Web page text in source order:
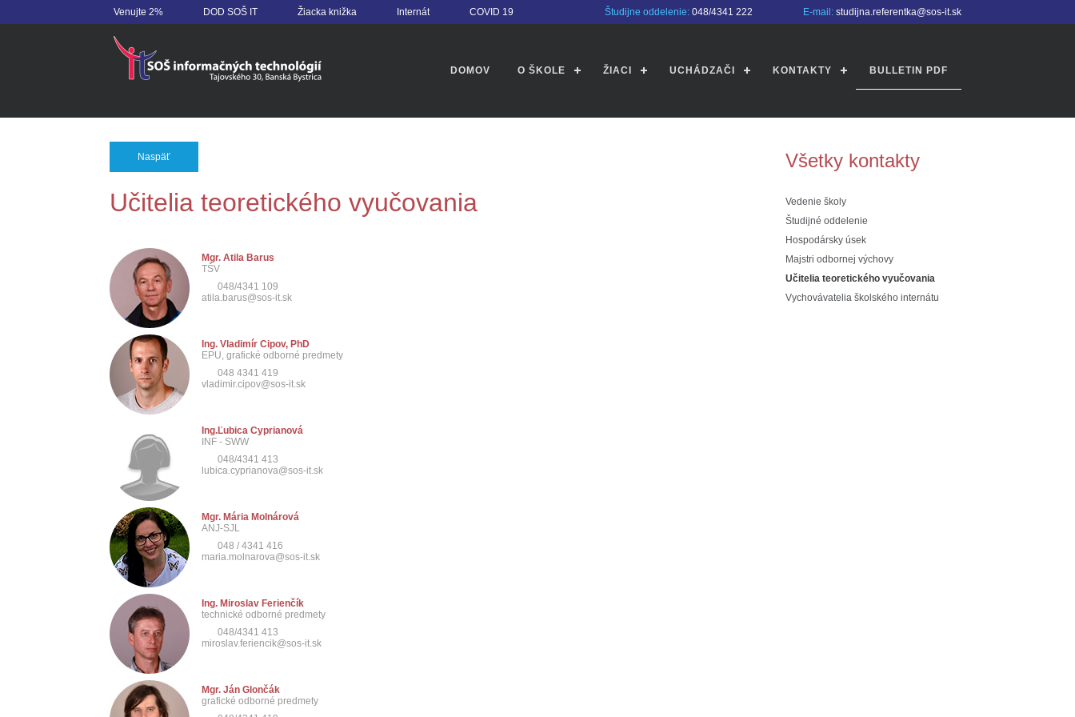
Venujte 2% DOD SOŠ IT Žiacka knižka Internát COVID 19 Študijne oddelenie: 048/4341 222 E-mail: studijna.referentka@sos-it.sk
DOMOV O ŠKOLE ŽIACI UCHÁDZAČI KONTAKTY BULLETIN PDF
Naspäť
Učitelia teoretického vyučovania
Mgr. Atila Barus
TŠV
048/4341 109
atila.barus@sos-it.sk
Ing. Vladimír Cipov, PhD
EPU, grafické odborné predmety
048 4341 419
vladimir.cipov@sos-it.sk
Ing.Ľubica Cyprianová
INF - SWW
048/4341 413
lubica.cyprianova@sos-it.sk
Mgr. Mária Molnárová
ANJ-SJL
048 / 4341 416
maria.molnarova@sos-it.sk
Ing. Miroslav Ferienčík
technické odborné predmety
048/4341 413
miroslav.feriencik@sos-it.sk
Mgr. Ján Glončák
grafické odborné predmety
Všetky kontakty
Vedenie školy
Študijné oddelenie
Hospodársky úsek
Majstri odbornej výchovy
Učitelia teoretického vyučovania
Vychovávatelia školského internátu